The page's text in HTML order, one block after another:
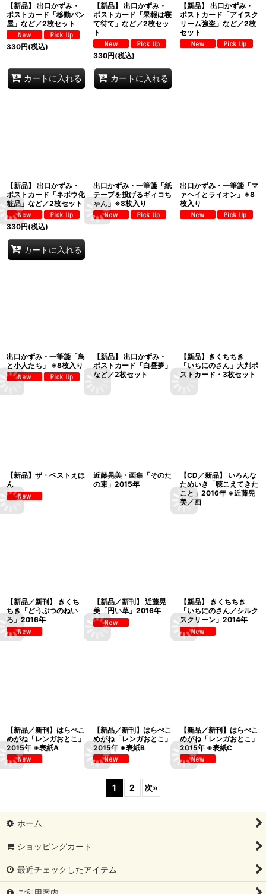
【新品】 出口かずみ・
ポストカード「移動パン
屋」など／2枚セット
330円(税込)
カートに入れる
【新品】 出口かずみ・
ポストカード「果報は寝
て待て」など／2枚セッ
ト
330円(税込)
カートに入れる
【新品】 出口かずみ・
ポストカード「アイスク
リーム強盗」など／2枚
セット
【新品】 出口かずみ・
ポストカード「ネボウ化
粧品」など／2枚セット
330円(税込)
カートに入れる
出口かずみ・一筆箋「紙
テープを投げるギィコち
ゃん」※8枚入り
出口かずみ・一筆箋「マ
ァヘイとライオン」※8
枚入り
出口かずみ・一筆箋「鳥
と小人たち」 ※8枚入り
【新品】 出口かずみ・
ポストカード「白昼夢」
など／2枚セット
【新品】きくちちき
「いちにのさん」大判ポ
ストカード・3枚セット
【新品】ザ・ベストえほ
ん
近藤晃美・画集「そのた
の束」2015年
【CD／新品】 いろんな
ためいき「聴こえてきた
こと」2016年 ※近藤晃
美／画
【新品／新刊】 きくち
ちき「どうぶつのねい
ろ」2016年
【新品／新刊】 近藤晃
美「円い草」2016年
【新品】 きくちちき
「いちにのさん／シルク
スクリーン」2014年
【新品／新刊】はらぺこ
めがね「レンガおとこ」
2015年 ※表紙A
【新品／新刊】はらぺこ
めがね「レンガおとこ」
2015年 ※表紙B
【新品／新刊】はらぺこ
めがね「レンガおとこ」
2015年 ※表紙C
1 2 次»
ホーム
ショッピングカート
最近チェックしたアイテム